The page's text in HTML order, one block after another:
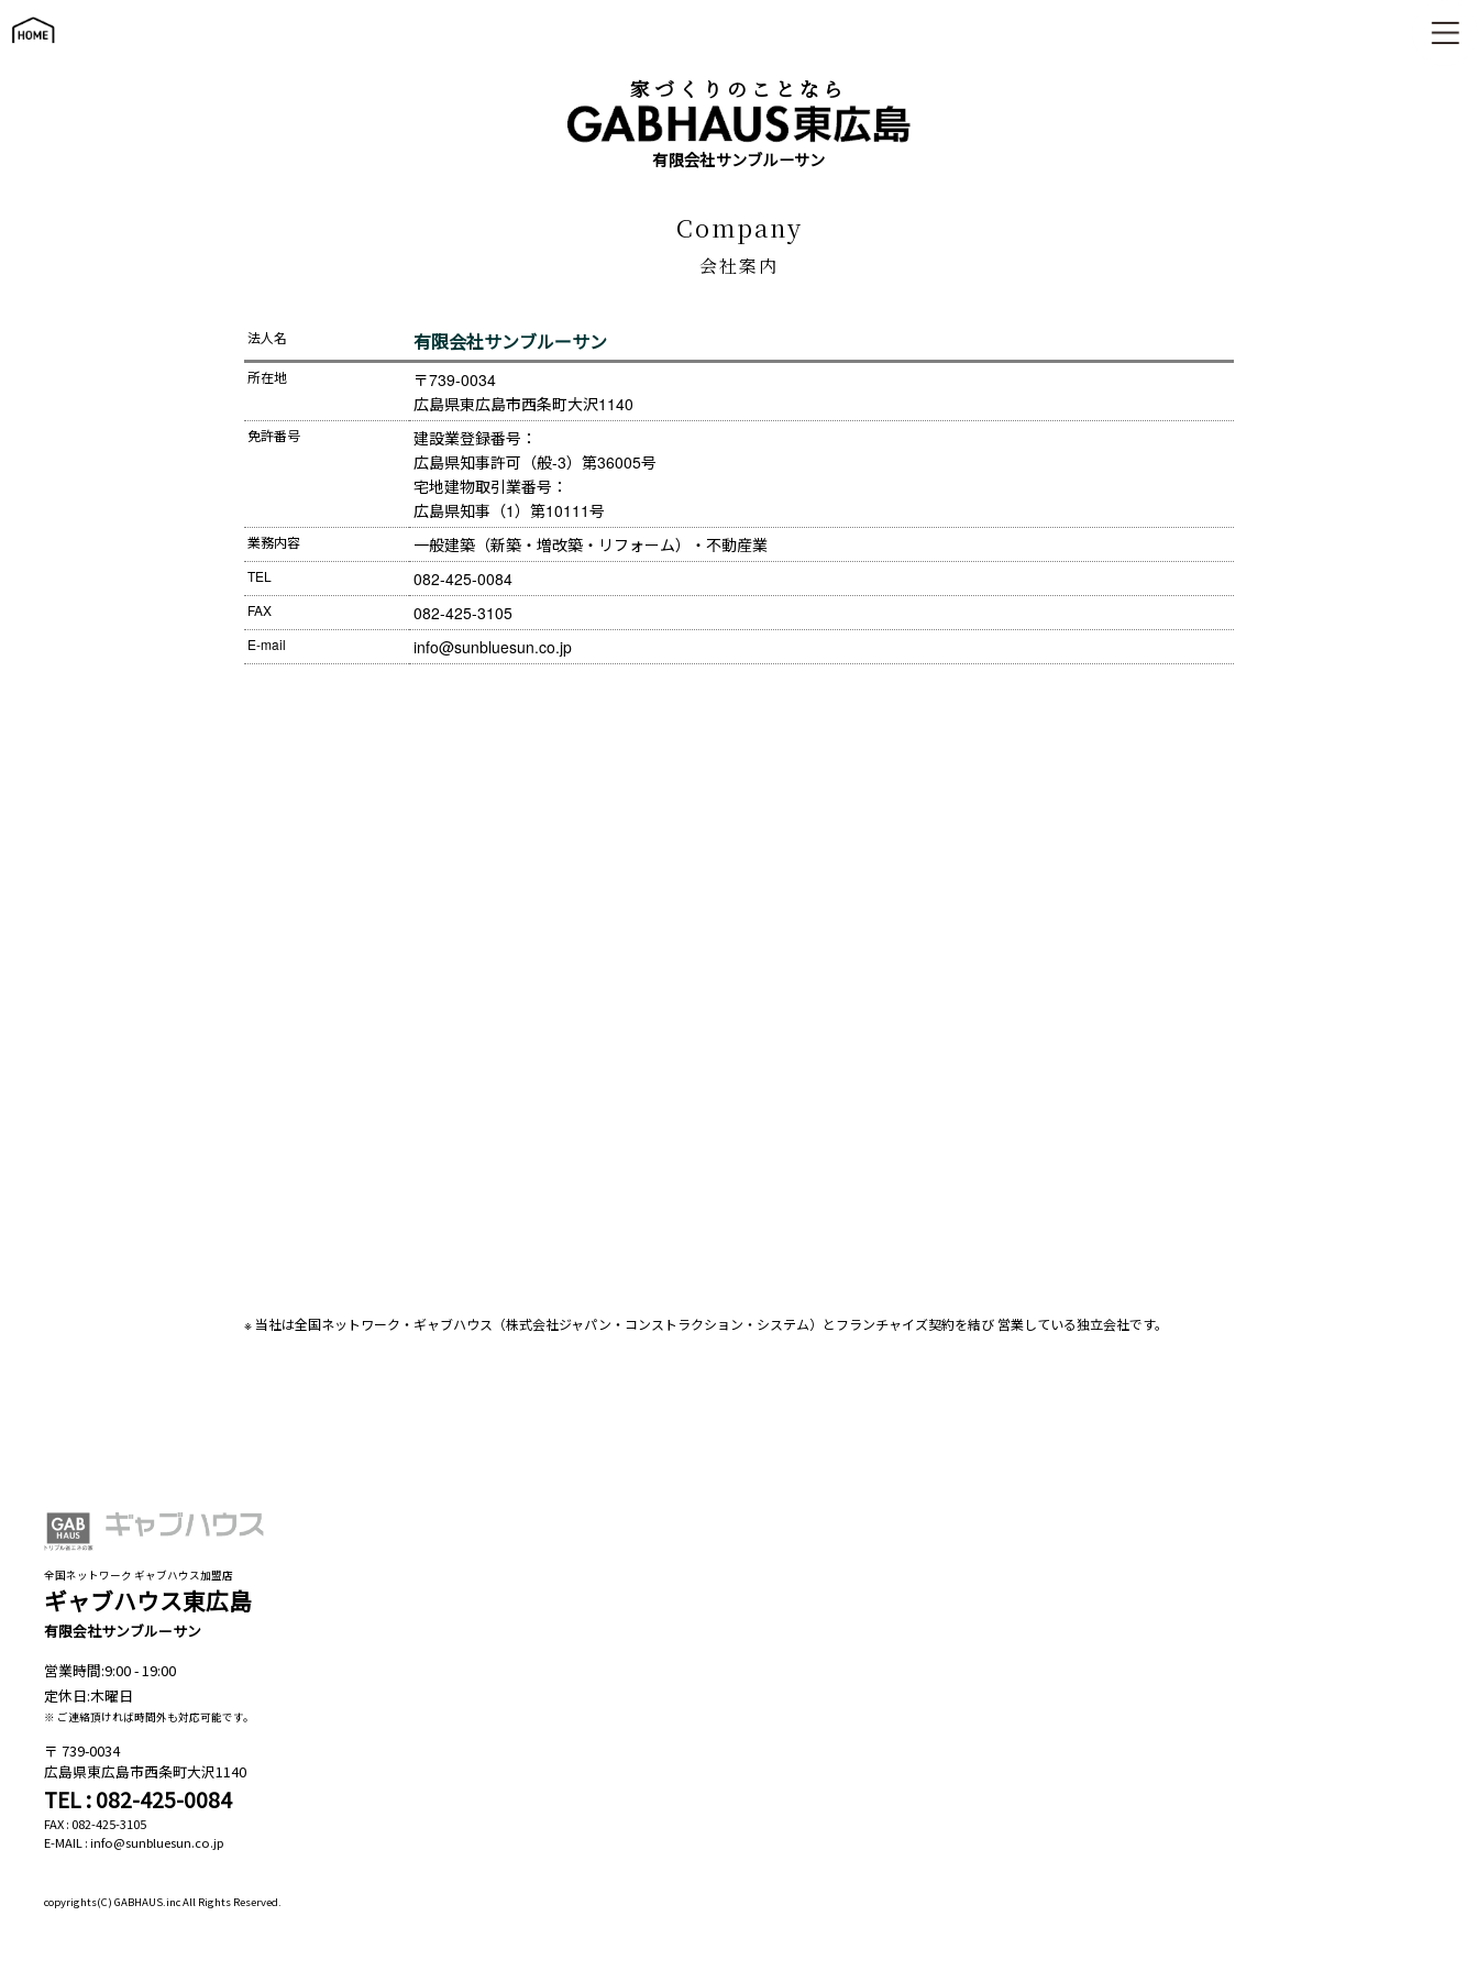
家づくりのことなら
有限会社サンブルーサン
company
会社案内
法人名 有限会社サンブルーサン
所在地
〒739-0034
広島県東広島市西条町大沢1140
免許番号
建設業登録番号：
広島県知事許可（般-3）第36005号
宅地建物取引業番号：
広島県知事（1）第10111号
業務内容 一般建築（新築・増改築・リフォーム）・不動産業
TEL 082-425-0084
FAX 082-425-3105
E-mail info@sunbluesun.co.jp
※ 当社は全国ネットワーク・ギャブハウス（株式会社ジャパン・コンストラクション・システム）とフランチャイズ契約を結び 営業している独立会社です。
全国ネットワーク ギャブハウス加盟店
ギャブハウス東広島
有限会社サンブルーサン
営業時間:9:00 - 19:00
定休日:木曜日
※ ご連絡頂ければ時間外も対応可能です。
739-0034
広島県東広島市西条町大沢1140
TEL : 082-425-0084
FAX : 082-425-3105
E-MAIL : info@sunbluesun.co.jp
copyrights(C) GABHAUS.inc All Rights Reserved.